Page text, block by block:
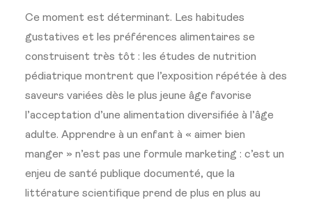
Ce moment est déterminant. Les habitudes
gustatives et les préférences alimentaires se
construisent très tôt : les études de nutrition
pédiatrique montrent que l’exposition répétée à des
saveurs variées dès le plus jeune âge favorise
l’acceptation d’une alimentation diversifiée à l’âge
adulte. Apprendre à un enfant à « aimer bien
manger » n’est pas une formule marketing : c’est un
enjeu de santé publique documenté, que la
littérature scientifique prend de plus en plus au